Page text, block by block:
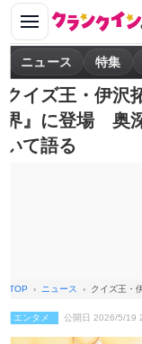
ニュース 特集
クイズ王・伊沢
界』に登場 奥
いて語る
TOP ニュース クイズ王・
エンタメ 公開日 2026/5/19